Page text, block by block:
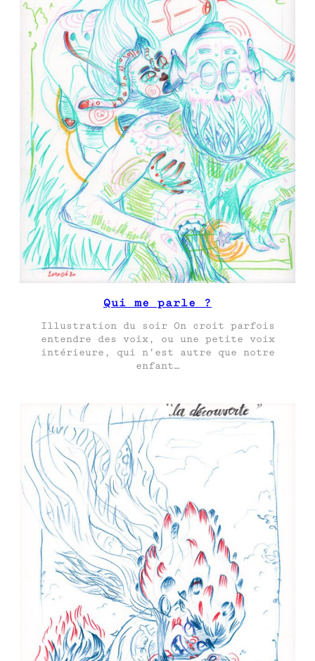
Qui me parle ?
Illustration du soir On croit parfois
entendre des voix, ou une petite voix
intérieure, qui n’est autre que notre
enfant…